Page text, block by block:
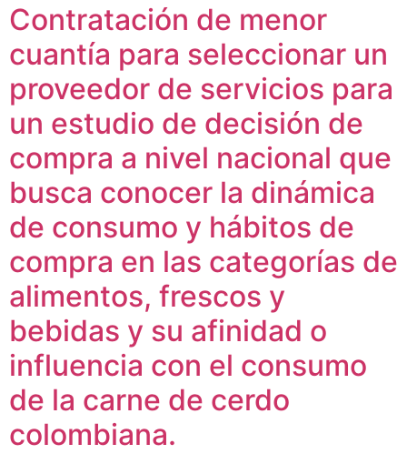
Contratación de menor
cuantía para seleccionar un
proveedor de servicios para
un estudio de decisión de
compra a nivel nacional que
busca conocer la dinámica
de consumo y hábitos de
compra en las categorías de
alimentos, frescos y
bebidas y su afinidad o
influencia con el consumo
de la carne de cerdo
colombiana.